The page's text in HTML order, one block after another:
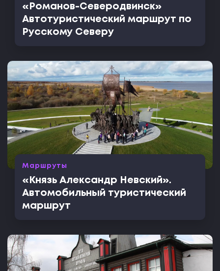
«Романов-Северодвинск»
Автотуристический маршрут по
Русскому Северу
Маршруты
«Князь Александр Невский».
Автомобильный туристический
маршрут